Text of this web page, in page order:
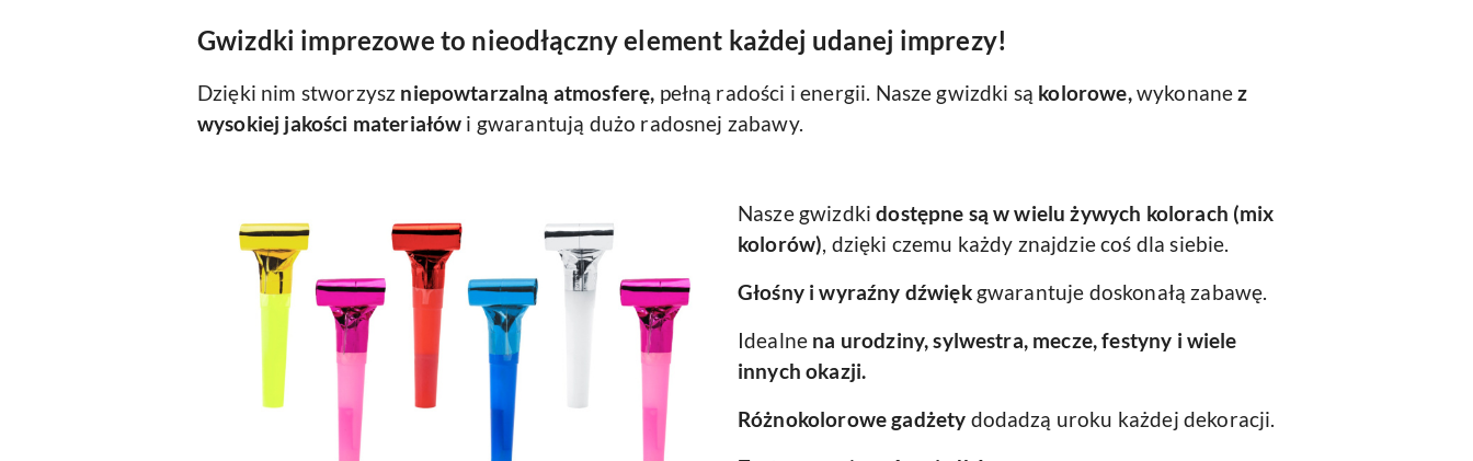
Gwizdki imprezowe to nieodłączny element każdej udanej imprezy!
Dzięki nim stworzysz niepowtarzalną atmosferę, pełną radości i energii. Nasze gwizdki są kolorowe,wykonanez
wysokiej jakości materiałów i gwarantują dużo radosnej zabawy.
Nasze gwizdkidostępne są w wielu żywych kolorach (mix
kolorów), dzięki czemu każdy znajdzie coś dla siebie.
Głośny i wyraźny dźwiękgwarantuje doskonałą zabawę.
Idealne na urodziny, sylwestra, mecze, festyny i wiele
innych okazji.
Różnokolorowe gadżety dodadzą uroku każdej dekoracji.